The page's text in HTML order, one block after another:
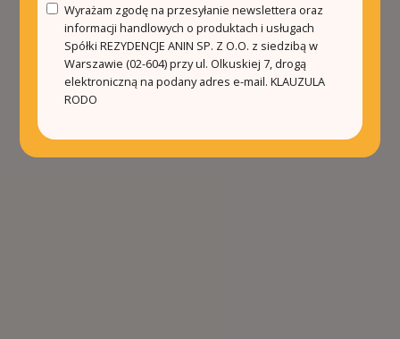
Wyrażam zgodę na przesyłanie newslettera oraz
informacji handlowych o produktach i usługach
Spółki REZYDENCJE ANIN SP. Z O.O. z siedzibą w
Warszawie (02-604) przy ul. Olkuskiej 7, drogą
elektroniczną na podany adres e-mail.KLAUZULA
RODO